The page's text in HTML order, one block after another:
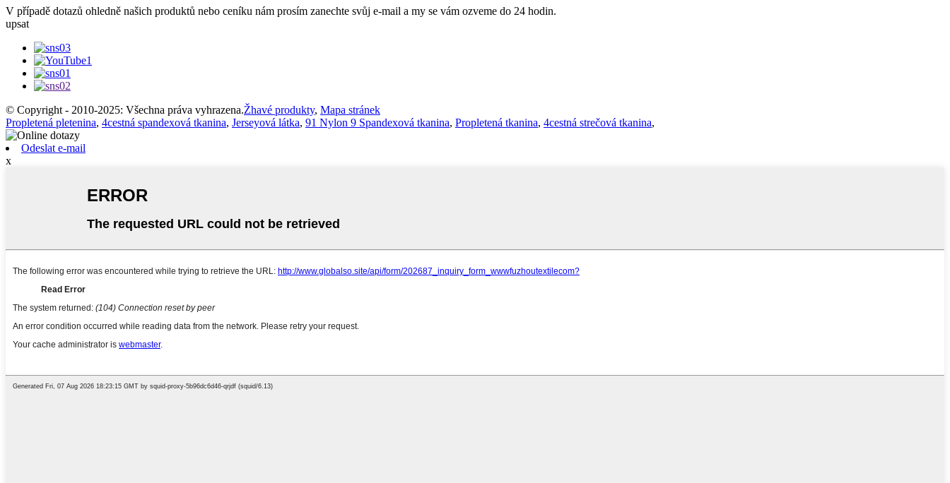
V případě dotazů ohledně našich produktů nebo ceníku nám prosím zanechte svůj e-mail a my se vám ozveme do 24 hodin.
upsat
© Copyright - 2010-2025: Všechna práva vyhrazena.Žhavé produkty, Mapa stránek
Propletená pletenina, 4cestná spandexová tkanina, Jerseyová látka, 91 Nylon 9 Spandexová tkanina, Propletená tkanina, 4cestná strečová tkanina,
Odeslat e-mail
x